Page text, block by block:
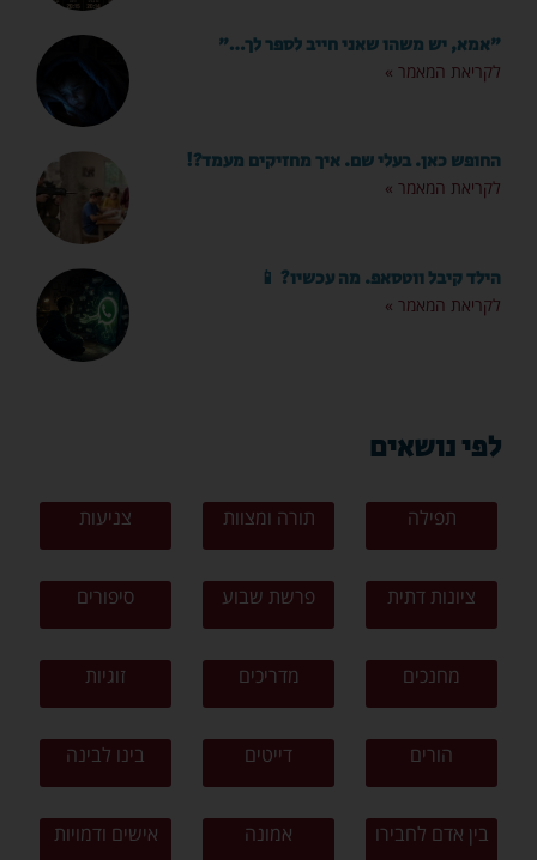
"אמא, יש משהו שאני חייב לספר לך…"
לקריאת המאמר »
החופש כאן. בעלי שם. איך מחזיקים מעמד?!
לקריאת המאמר »
הילד קיבל ווטסאפ. מה עכשיו? 📱
לקריאת המאמר »
לפי נושאים
תפילה תורה ומצוות צניעות
ציונות דתית פרשת שבוע סיפורים
מחנכים מדריכים זוגיות
הורים דייטים בינו לבינה
בין אדם לחבירו אמונה אישים ודמויות